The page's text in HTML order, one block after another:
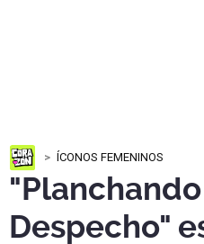
ÍCONOS FEMENINOS
Despecho"